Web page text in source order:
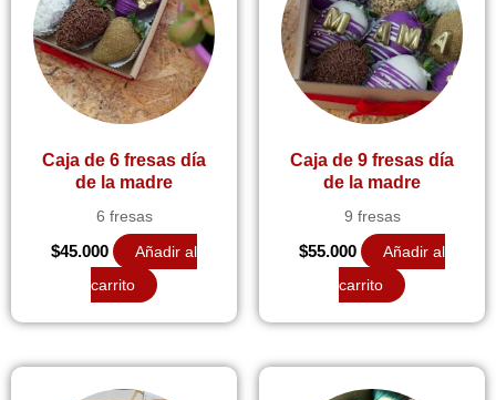
Caja de 6 fresas día
de la madre
6 fresas
$45.000
Añadir al
carrito
Caja de 9 fresas día
de la madre
9 fresas
$55.000
Añadir al
carrito